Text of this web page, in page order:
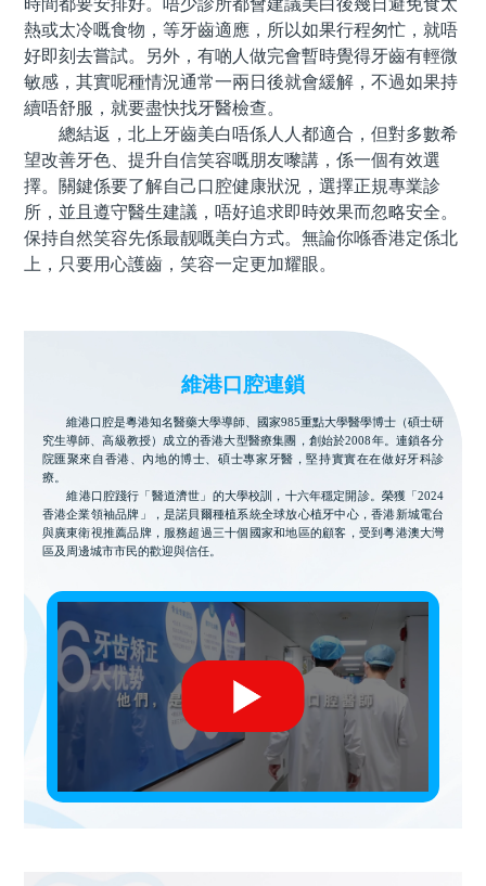
時間都要安排好。唔少診所都會建議美白後幾日避免食太
熱或太冷嘅食物，等牙齒適應，所以如果行程匆忙，就唔
好即刻去嘗試。另外，有啲人做完會暫時覺得牙齒有輕微
敏感，其實呢種情況通常一兩日後就會緩解，不過如果持
續唔舒服，就要盡快找牙醫檢查。
總結返，北上牙齒美白唔係人人都適合，但對多數希
望改善牙色、提升自信笑容嘅朋友嚟講，係一個有效選
擇。關鍵係要了解自己口腔健康狀況，選擇正規專業診
所，並且遵守醫生建議，唔好追求即時效果而忽略安全。
保持自然笑容先係最靓嘅美白方式。無論你喺香港定係北
上，只要用心護齒，笑容一定更加耀眼。
維港口腔連鎖
維港口腔是粵港知名醫藥大學導師、國家985重點大學醫學博士（碩士研
究生導師、高級教授）成立的香港大型醫療集團，創始於2008年。連鎖各分
院匯聚來自香港、內地的博士、碩士專家牙醫，堅持實實在在做好牙科診
療。
維港口腔踐行「醫道濟世」的大學校訓，十六年穩定開診。榮獲「2024
香港企業領袖品牌」，是諾貝爾種植系統全球放心植牙中心，香港新城電台
與廣東衛視推薦品牌，服務超過三十個國家和地區的顧客，受到粵港澳大灣
區及周邊城市市民的歡迎與信任。